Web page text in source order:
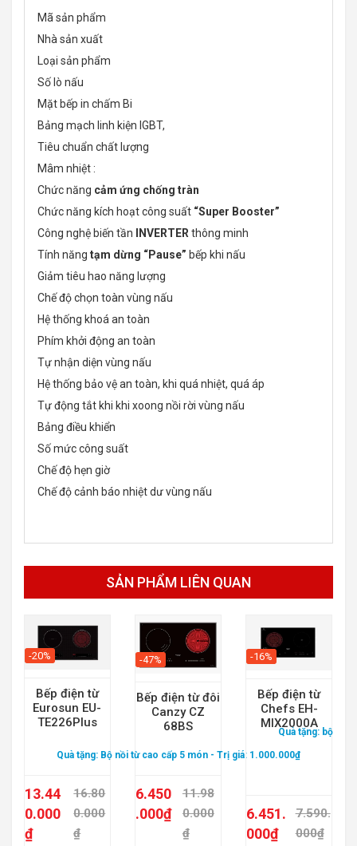
Mã sản phẩm
Nhà sản xuất
Loại sản phẩm
Số lò nấu
Mặt bếp in chấm Bi
Bảng mạch linh kiện IGBT,
Tiêu chuẩn chất lượng
Mâm nhiệt :
Chức năng cảm ứng chống tràn
Chức năng kích hoạt công suất “Super Booster”
Công nghệ biến tần
INVERTERthông minh
Tính năng tạm dừng “Pause” bếp khi nấu
Giảm tiêu hao năng lượng
Chế độ chọn toàn vùng nấu
Hệ thống khoá an toàn
Phím khởi động an toàn
Tự nhận diện vùng nấu
Hệ thống bảo vệ an toàn, khi quá nhiệt, quá áp
Tự động tắt khi khi xoong nồi rời vùng nấu
Bảng điều khiển
Số mức công suất
Chế độ hẹn giờ
Chế độ cảnh báo nhiệt dư vùng nấu
SẢN PHẨM LIÊN QUAN
-20%
Bếp điện từ
Eurosun EU-
TE226Plus
16.80
0.000
₫
13.44
0.000
₫
-47%
Bếp điện từ đôi
Canzy CZ
68BS
Quà tặng: Bộ nồi từ cao cấp 5 món - Trị giá: 1.000.000₫
11.98
0.000
₫
6.450
.000₫
-16%
Bếp điện từ
Chefs EH-
MIX2000A
7.590.
000₫
6.451.
000₫
Quà tặng: bộ nồi